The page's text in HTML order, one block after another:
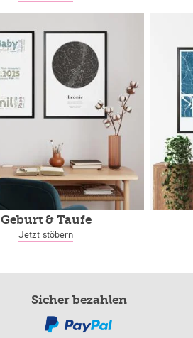
Geburt & Taufe
Jetzt stöbern
Sicher bezahlen